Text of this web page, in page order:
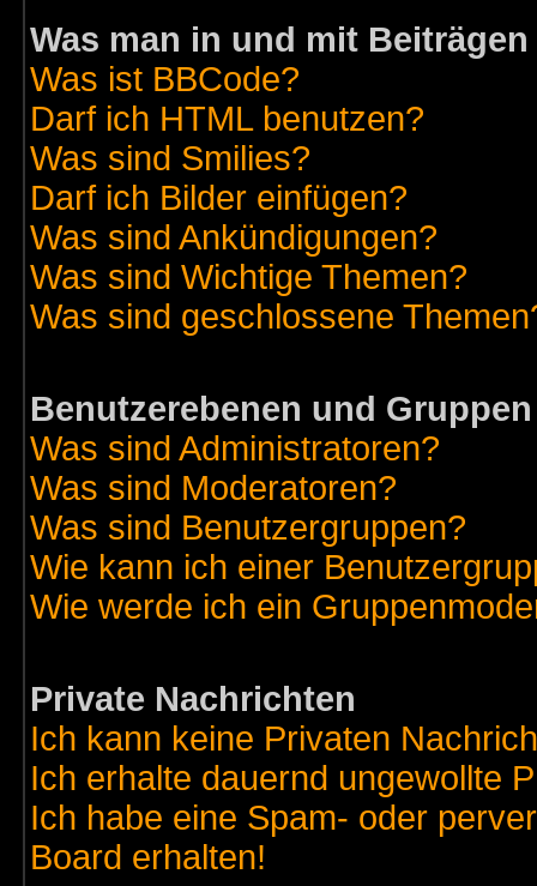
Was man in und mit
Was ist BBCode?
Darf ich HTML benutzen?
Was sind Smilies?
Darf ich Bilder einfügen?
Was sind Ankündigungen?
Was sind Wichtige Themen?
Was sind geschlossene
Benutzerebenen und Gruppen
Was sind Administratoren?
Was sind Moderatoren?
Was sind Benutzergruppen?
Wie kann ich einer
Wie werde ich ein
Private Nachrichten
Ich kann keine Privaten
Ich erhalte dauernd ungewollte
Ich habe eine Spam- oder
Board erhalten!